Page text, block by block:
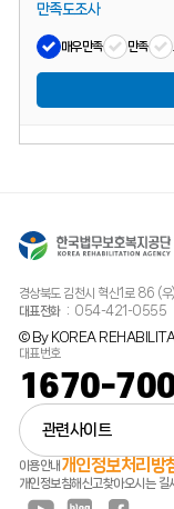
만족도조사
매우만족 만족
이용안내 개인정보처리방
개인정보침해신고찾아오시는 길
경상북도 김천시 혁신1로 86 (
대표전화
054-421-0555
© By KOREA
대표번호
1670-
관련사이트